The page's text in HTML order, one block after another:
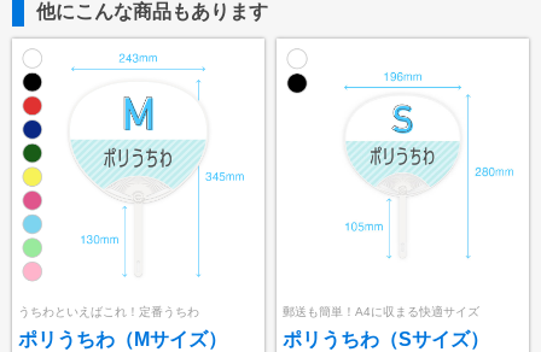
他にこんな商品もあります
うちわといえばこれ！定番うちわ
ポリうちわ（Mサイズ）
郵送も簡単！A4に収まる快適サイズ
ポリうちわ（Sサイズ）